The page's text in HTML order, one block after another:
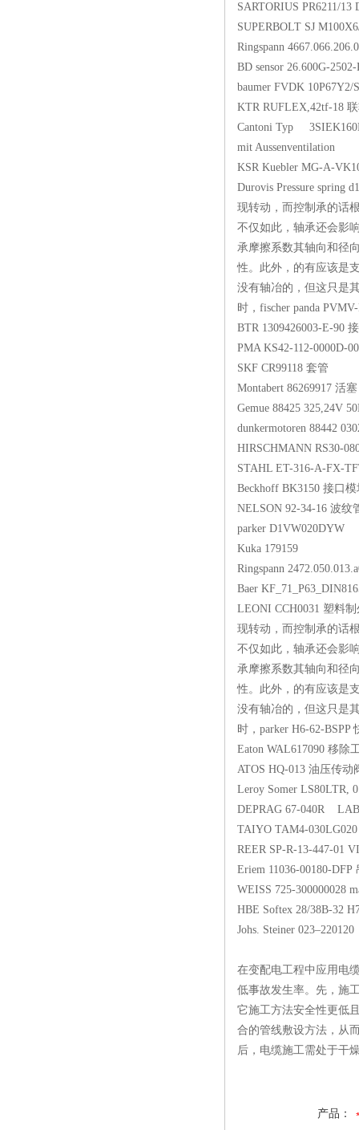
SARTORIUS
SUPERBOLT SJ
Ringspann
BD sensor 26.600G-
baumer FVDK
KTR
Cantoni Typ
mit
KSR Kuebler MG-A-
Durovis Pressure
现转动，而控制承的话
不仅如此，轴承还会影
承摩擦系数其轴向和径
性。此外，的有应该是
没有轴冶的，但这只是
时，fischer panda
BTR 1309426003-
PMA KS42-112-
SKF CR99118 套
Montabert
Gemue 88425
dunkermotoren
HIRSCHMANN
STAHL ET-316-A-
Beckhoff BK3150
NELSON 92-34-16
parker
Kuka 179159
Ringspann
Baer
LEONI CCH0031
现转动，而控制承的话
不仅如此，轴承还会影
承摩擦系数其轴向和径
性。此外，的有应该是
没有轴冶的，但这只是
时，parker H6-62-
Eaton WAL617090
ATOS HQ-013 油
Leroy Somer
DEPRAG 67-040R
TAIYO TAM4-
REER SP-R-13-447-
Eriem 11036-
WEISS 725-
HBE Softex 28/38B-
Johs. Steiner 023–220120
在变配电工程中应用电
低事故发生率。先，施
它施工方法安全性更低
合的管线敷设方法，从
后，电缆施工需处于干
产品：